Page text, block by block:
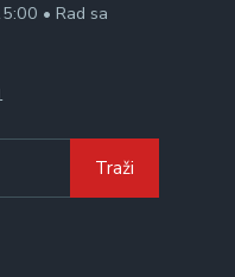
• Rad sa
Traži